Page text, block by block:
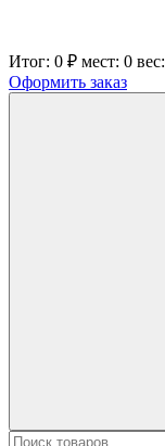
Итог: 0 ₽ мест: 0 вес:
Оформить заказ